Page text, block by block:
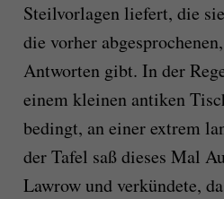
Steilvorlagen liefert, die
die vorher
Antworten gibt. In der
einem kleinen antiken
bedingt, an einer extrem
der Tafel saß dieses Mal
Lawrow und verkündete,